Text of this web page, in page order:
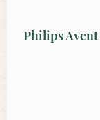
Philips